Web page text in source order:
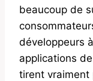
beaucoup de
développeurs
applications
tirent vraiment